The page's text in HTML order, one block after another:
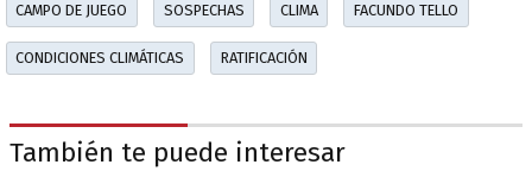
CAMPO DE JUEGO SOSPECHAS CLIMA FACUNDO TELLO
CONDICIONES CLIMÁTICAS RATIFICACIÓN
También te puede interesar